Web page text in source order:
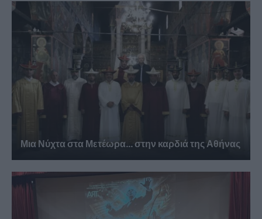
Μια Νύχτα στα Μετέωρα… στην καρδιά της Αθήνας